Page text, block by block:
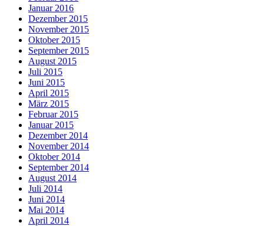
Januar 2016
Dezember 2015
November 2015
Oktober 2015
September 2015
August 2015
Juli 2015
Juni 2015
April 2015
März 2015
Februar 2015
Januar 2015
Dezember 2014
November 2014
Oktober 2014
September 2014
August 2014
Juli 2014
Juni 2014
Mai 2014
April 2014